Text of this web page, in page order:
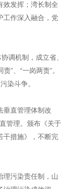
效发挥；湾长制全
工作深入融合，党
调机制，成立省、
”、“一岗两责”。
染斗争。
垂直管理体制改
管理。颁布《关于
干措施》，不断完
理污染责任制，山